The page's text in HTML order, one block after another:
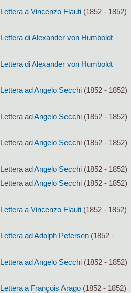
Lettera a Vincenzo Flauti (1852 - 1852)
Lettera di Alexander von Humboldt
Lettera di Alexander von Humboldt
Lettera ad Angelo Secchi (1852 - 1852)
Lettera ad Angelo Secchi (1852 - 1852)
Lettera ad Angelo Secchi (1852 - 1852)
Lettera ad Angelo Secchi (1852 - 1852)
Lettera ad Angelo Secchi (1852 - 1852)
Lettera a Vincenzo Flauti (1852 - 1852)
Lettera ad Adolph Petersen (1852 -
Lettera ad Angelo Secchi (1852 - 1852)
Lettera a François Arago (1852 - 1852)